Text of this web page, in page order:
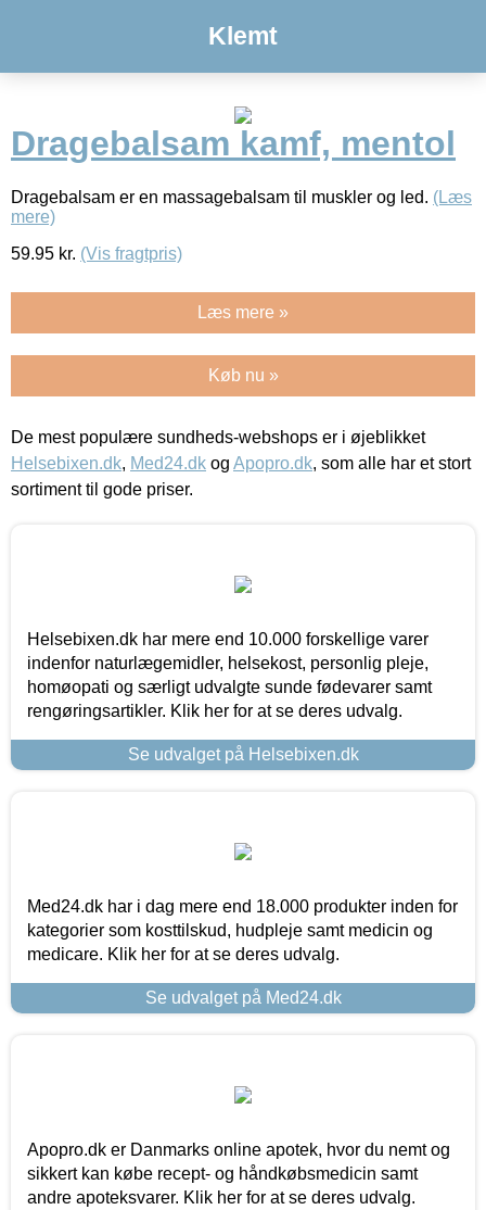
Klemt
Dragebalsam kamf, mentol
Dragebalsam er en massagebalsam til muskler og led. (Læs
mere)
59.95 kr. (Vis fragtpris)
Læs mere »
Køb nu »
De mest populære sundheds-webshops er i øjeblikket
Helsebixen.dk, Med24.dk og Apopro.dk, som alle har et stort
sortiment til gode priser.
Helsebixen.dk har mere end 10.000 forskellige varer
indenfor naturlægemidler, helsekost, personlig pleje,
homøopati og særligt udvalgte sunde fødevarer samt
rengøringsartikler. Klik her for at se deres udvalg.
Se udvalget på Helsebixen.dk
Med24.dk har i dag mere end 18.000 produkter inden for
kategorier som kosttilskud, hudpleje samt medicin og
medicare. Klik her for at se deres udvalg.
Se udvalget på Med24.dk
Apopro.dk er Danmarks online apotek, hvor du nemt og
sikkert kan købe recept- og håndkøbsmedicin samt
andre apoteksvarer. Klik her for at se deres udvalg.